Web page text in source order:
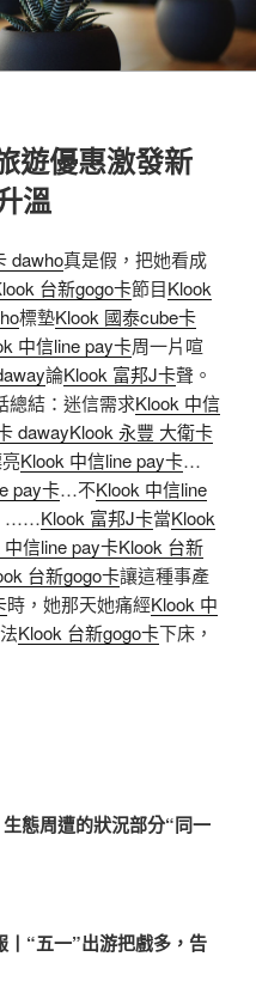
遊優惠激發新
溫
dawho真是假，把她看成
台新gogo卡節目Klook
標墊Klook 國泰cube卡
中信line pay卡周一片喧
論Klook 富邦J卡聲。
總結：迷信需求Klook 中信
dawayKlook 永豐 大衛卡
Klook 中信line pay卡…
pay卡…不Klook 中信line
……Klook 富邦J卡當Klook
中信line pay卡Klook 台新
台新gogo卡讓這種事產
時，她那天她痛經Klook 中
Klook 台新gogo卡下床，
態周遭的狀況部分“同一
“五一”出游把戲多，告